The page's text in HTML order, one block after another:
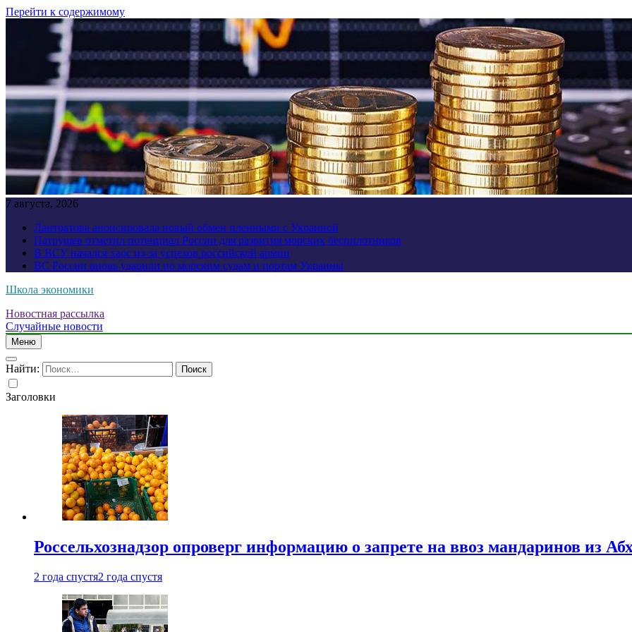
Перейти к содержимому
7 августа, 2026
Лантратова анонсировала новый обмен пленными с Украиной
Патрушев отметил потенциал России для развития морских беспилотников
В ВСУ начался хаос из-за успехов российской армии
ВС России вновь ударили по морским судам и портам Украины
Школа экономики
Новостная рассылка
Случайные новости
Меню
Найти:
Заголовки
Россельхознадзор опроверг информацию о запрете на ввоз мандаринов из
2 года спустя2 года спустя